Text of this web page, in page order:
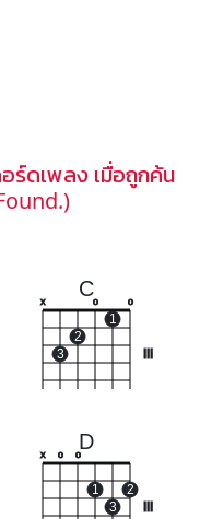
ร์ดเพลง เมื่อถูกค้น
C
x
3
2
o
1
o
D
x o o
1
3
2